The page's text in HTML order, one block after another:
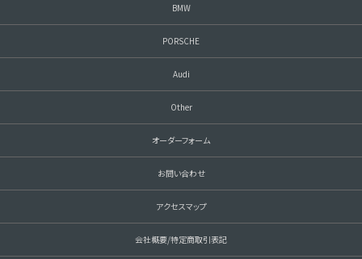
BMW
PORSCHE
Audi
Other
オーダーフォーム
お問い合わせ
アクセスマップ
会社概要/特定商取引表記